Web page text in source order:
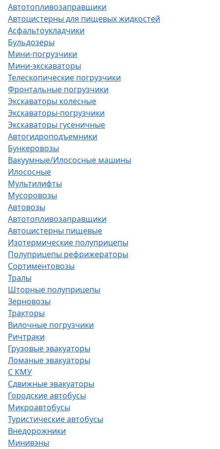
Автотопливозаправщики
Автоцистерны для пищевых жидкостей
Асфальтоукладчики
Бульдозеры
Мини-погрузчики
Мини-экскаваторы
Телескопические погрузчики
Фронтальные погрузчики
Экскаваторы колесные
Экскаваторы-погрузчики
Экскаваторы гусеничные
Автогидроподъемники
Бункеровозы
Вакуумные/Илососные машины
Илососные
Мультилифты
Мусоровозы
Автовозы
Автотопливозаправщики
Автоцистерны пищевые
Изотермические полуприцепы
Полуприцепы рефрижераторы
Сортиментовозы
Тралы
Шторные полуприцепы
Зерновозы
Тракторы
Вилочные погрузчики
Ричтраки
Грузовые эвакуаторы
Ломаные эвакуаторы
С КМУ
Сдвижные эвакуаторы
Городские автобусы
Микроавтобусы
Туристические автобусы
Внедорожники
Минивэны